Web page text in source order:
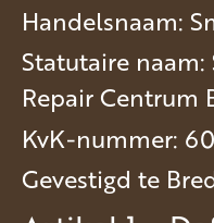
Handelsnaam:
Statutaire
Repair Centrum
KvK-nummer:
Gevestigd te